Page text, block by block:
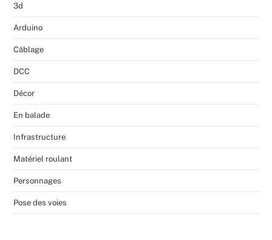
3d
Arduino
Câblage
DCC
Décor
En balade
Infrastructure
Matériel roulant
Personnages
Pose des voies